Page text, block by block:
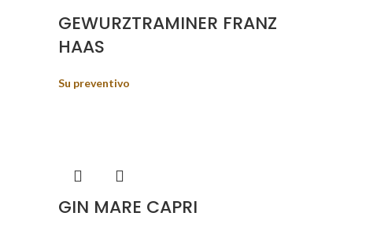
GEWURZTRAMINER FRANZ
HAAS
Su preventivo
GIN MARE CAPRI